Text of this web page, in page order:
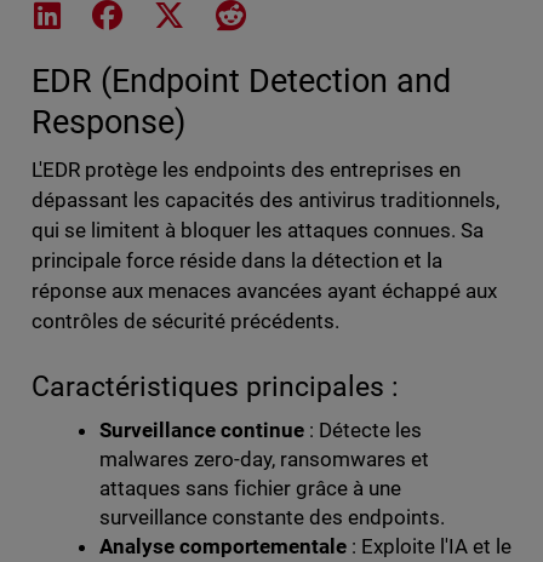
Share on LinkedIn
Share on Facebook
Share on XShare on Reddit
EDR (Endpoint Detection and
Response)
L'EDR protège les endpoints des entreprises en
dépassant les capacités des antivirus traditionnels,
qui se limitent à bloquer les attaques connues. Sa
principale force réside dans la détection et la
réponse aux menaces avancées ayant échappé aux
contrôles de sécurité précédents.
Caractéristiques principales :
Surveillance continue: Détecte les
malwares zero-day, ransomwares et
attaques sans fichier grâce à une
surveillance constante des endpoints.
Analyse comportementale: Exploite l'IA et le